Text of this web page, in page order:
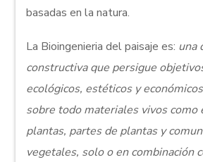
basadas en la natura.
La Bioingenieria del paisaje es: una
constructiva que persigue
ecológicos, estéticos y
sobre todo materiales vivos como
plantas, partes de plantas y
vegetales, solo o en combinación